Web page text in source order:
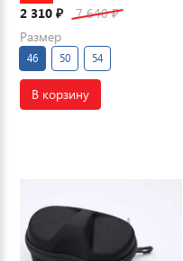
2 310 ₽ 7 640₽
Размер
46 50 54
В корзину